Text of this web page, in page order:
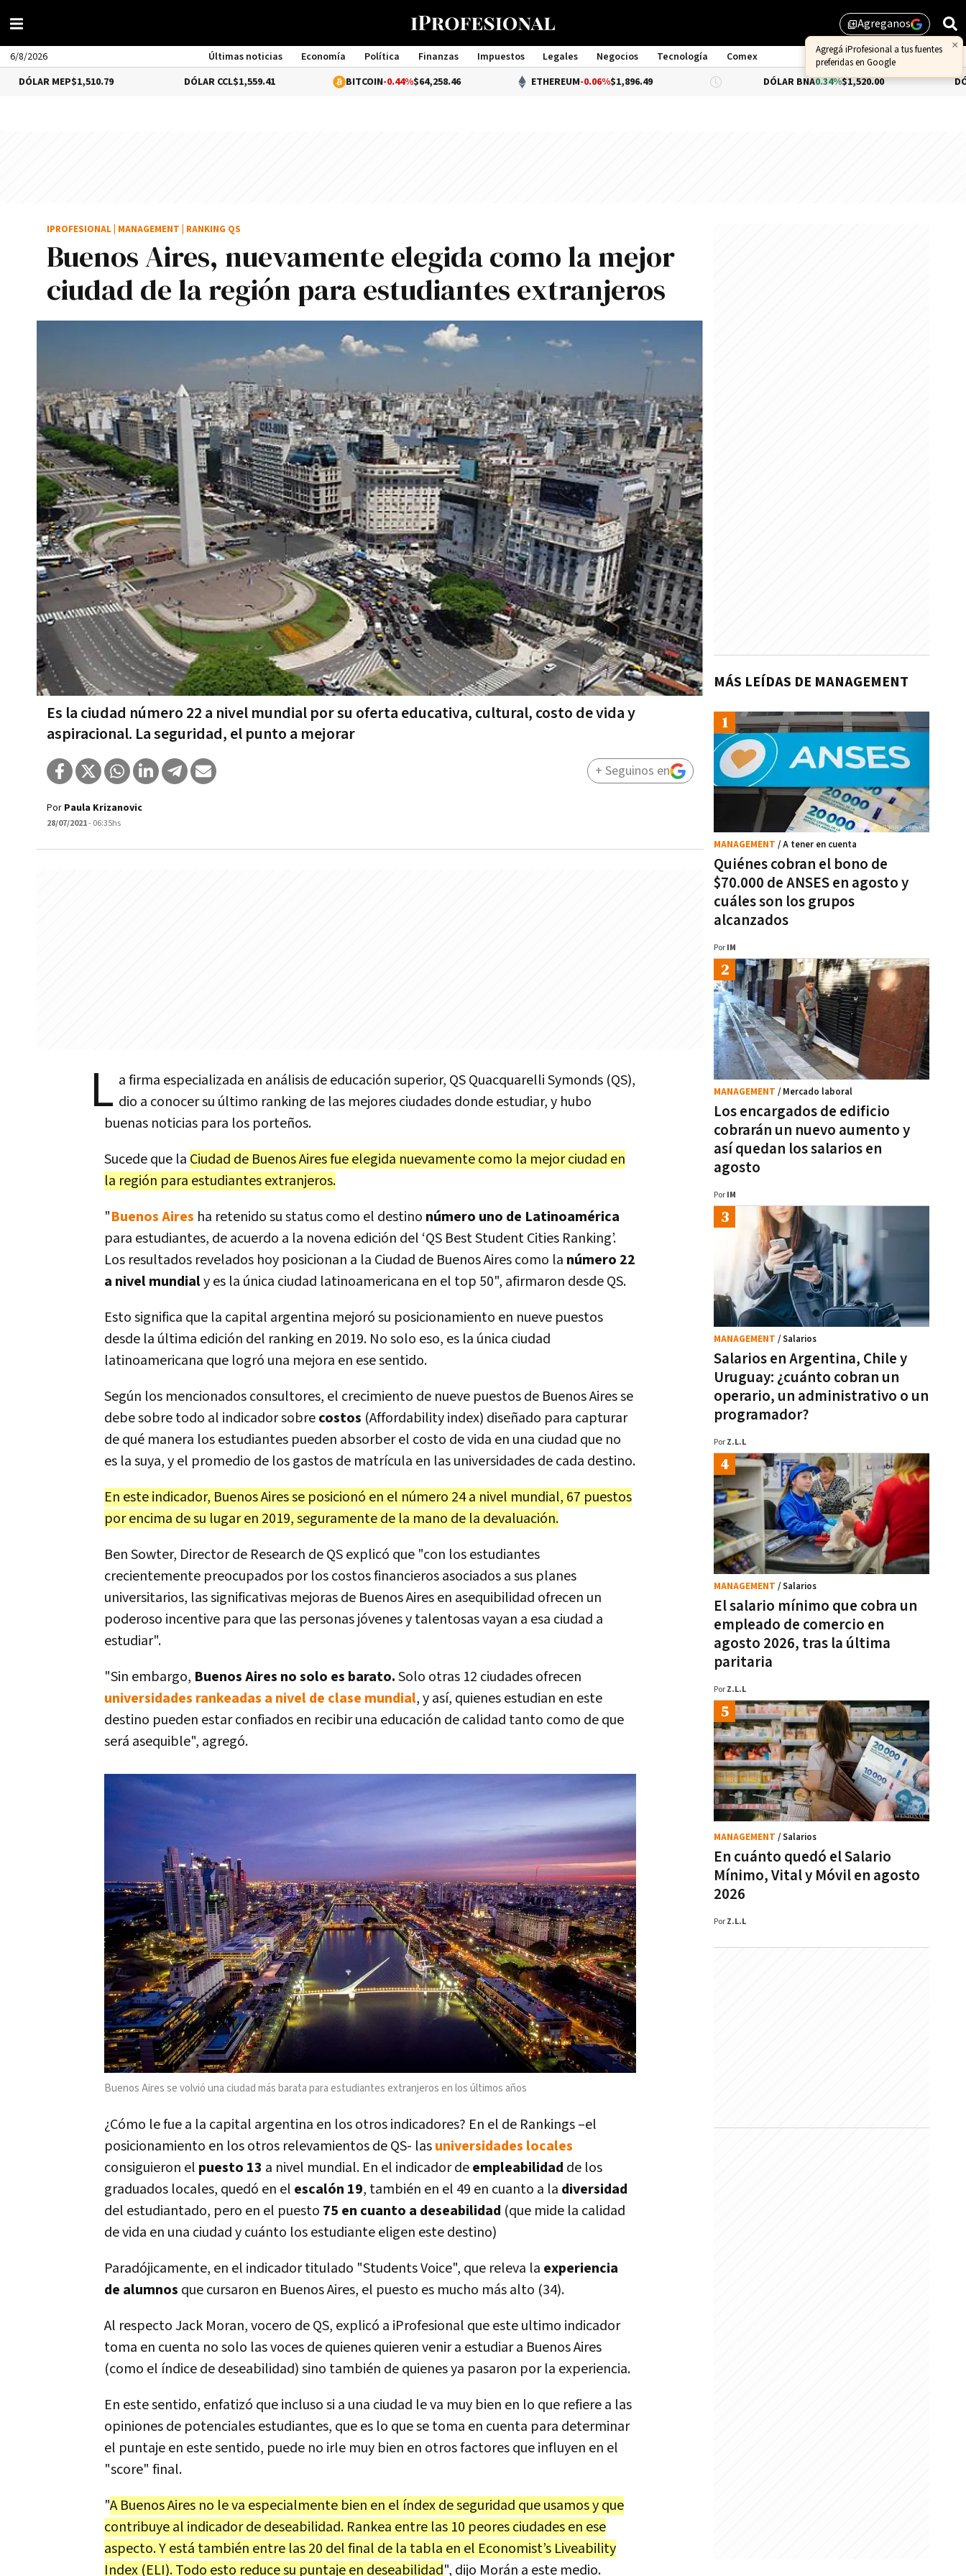
library_addAgreganos
6/8/2026 Últimas noticias Economía Política Finanzas Impuestos Legales Negocios Tecnología
Comex
Management
$1,510.79 $1,559.41 -0.44%$64,258.46 ETHEREUM-0.06%$1,896.49 DÓLAR BNA 0.34%$1,520.00 DÓLAR BLUE
Buenos Aires, nuevamente elegida como la mejor
ciudad de la región para estudiantes extranjeros
Es la ciudad número 22 a nivel mundial por su oferta educativa, cultural, costo de vida y
aspiracional. La seguridad, el punto a mejorar
IPROFESIONAL MANAGEMENT RANKING QS
Por Paula Krizanovic
28/07/2021- 06:35hs
+ Seguinos en
L a firma especializada en análisis de educación superior, QS Quacquarelli Symonds (QS),
dio a conocer su último ranking de las mejores ciudades donde estudiar, y hubo
buenas noticias para los porteños.
Sucede que la Ciudad de Buenos Aires fue elegida nuevamente como la mejor ciudad en
la región para estudiantes extranjeros.
"Buenos Aires ha retenido su status como el destino número uno de Latinoamérica
para estudiantes, de acuerdo a la novena edición del ‘QS Best Student Cities Ranking’.
Los resultados revelados hoy posicionan a la Ciudad de Buenos Aires como la número 22
a nivel mundialy es la única ciudad latinoamericana en el top 50", afirmaron desde QS.
Esto significa que la capital argentina mejoró su posicionamiento en nueve puestos
desde la última edición del ranking en 2019. No solo eso, es la única ciudad
latinoamericana que logró una mejora en ese sentido.
Según los mencionados consultores, el crecimiento de nueve puestos de Buenos Aires se
debe sobre todo al indicador sobrecostos (Affordability index) diseñado para capturar
de qué manera los estudiantes pueden absorber el costo de vida en una ciudad que no
es la suya, y el promedio de los gastos de matrícula en las universidades de cada destino.
En este indicador, Buenos Aires se posicionó en el número 24 a nivel mundial, 67 puestos
por encima de su lugar en 2019, seguramente de la mano de la devaluación.
Ben Sowter, Director de Research de QS explicó que "con los estudiantes
crecientemente preocupados por los costos financieros asociados a sus planes
universitarios, las significativas mejoras de Buenos Aires en asequibilidad ofrecen un
poderoso incentive para que las personas jóvenes y talentosas vayan a esa ciudad a
estudiar".
"Sin embargo, Buenos Aires no solo es barato.Solo otras 12 ciudades ofrecen
universidades rankeadas a nivel de clase mundial, y así, quienes estudian en este
destino pueden estar confiados en recibir una educación de calidad tanto como de que
será asequible", agregó.
Buenos Aires se volvió una ciudad más barata para estudiantes extranjeros en los últimos años
¿Cómo le fue a la capital argentina en los otros indicadores? En el de Rankings –el
posicionamiento en los otros relevamientos de QS- lasuniversidades locales
consiguieron el puesto 13 a nivel mundial. En el indicador deempleabilidad de los
graduados locales, quedó en el escalón 19, también en el 49 en cuanto a la diversidad
del estudiantado, pero en el puesto 75 en cuanto a deseabilidad (que mide la calidad
de vida en una ciudad y cuánto los estudiante eligen este destino)
Paradójicamente, en el indicador titulado "Students Voice", que releva la experiencia
de alumnos que cursaron en Buenos Aires, el puesto es mucho más alto (34).
Al respecto Jack Moran, vocero de QS, explicó a iProfesional que este ultimo indicador
toma en cuenta no solo las voces de quienes quieren venir a estudiar a Buenos Aires
(como el índice de deseabilidad) sino también de quienes ya pasaron por la experiencia.
En este sentido, enfatizó que incluso si a una ciudad le va muy bien en lo que refiere a las
opiniones de potenciales estudiantes, que es lo que se toma en cuenta para determinar
el puntaje en este sentido, puede no irle muy bien en otros factores que influyen en el
"score" final.
"A Buenos Aires no le va especialmente bien en el índex de seguridad que usamos y que
contribuye al indicador de deseabilidad. Rankea entre las 10 peores ciudades en ese
aspecto. Y está también entre las 20 del final de la tabla en el Economist’s Liveability
Index (ELI). Todo esto reduce su puntaje en deseabilidad", dijo Morán a este medio.
MÁS LEÍDAS DE MANAGEMENT
Quiénes cobran el bono de
$70.000 de ANSES en agosto y
cuáles son los grupos
alcanzados
MANAGEMENT / A tener en cuenta
Por IM
Los encargados de edificio
cobrarán un nuevo aumento y
así quedan los salarios en
agosto
MANAGEMENT / Mercado laboral
Por IM
Salarios en Argentina, Chile y
Uruguay: ¿cuánto cobran un
operario, un administrativo o un
programador?
MANAGEMENT / Salarios
Por Z.L.L
El salario mínimo que cobra un
empleado de comercio en
agosto 2026, tras la última
paritaria
MANAGEMENT / Salarios
Por Z.L.L
En cuánto quedó el Salario
Mínimo, Vital y Móvil en agosto
2026
MANAGEMENT / Salarios
Por Z.L.L